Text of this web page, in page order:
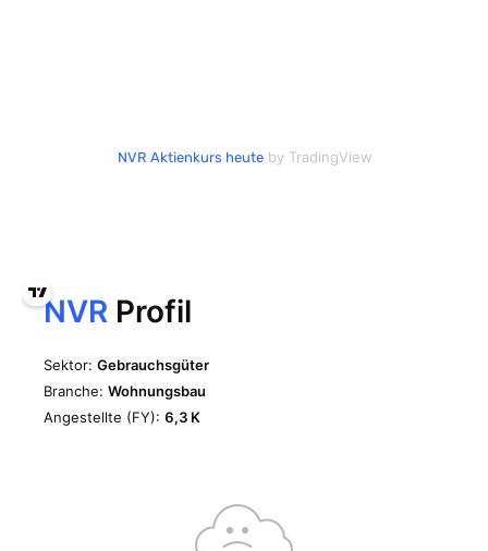
NVR Aktienkurs heuteby TradingView